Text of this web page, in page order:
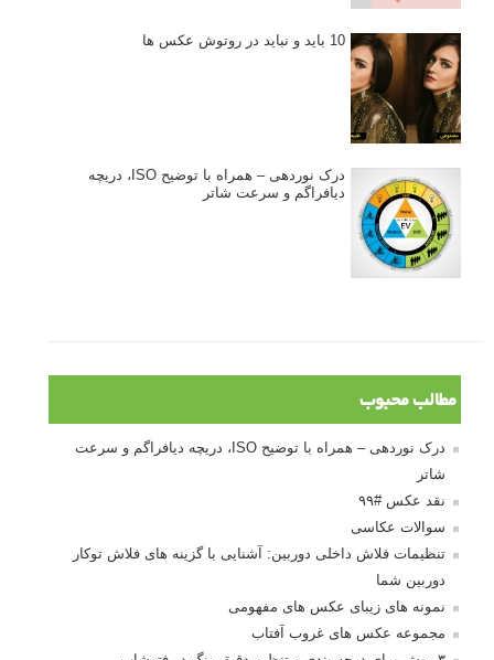
10 باید و نباید در روتوش عکس ها
درک نوردهی – همراه با توضیح ISO، دریچه
دیافراگم و سرعت شاتر
مطالب محبوب
درک نوردهی – همراه با توضیح ISO، دریچه دیافراگم و سرعت
شاتر
نقد عکس #۹۹
سوالات عکاسی
تنظیمات فلاش داخلی دوربین: آشنایی با گزینه های فلاش توکار
دوربین شما
نمونه های زیبای عکس های مفهومی
مجموعه عکس های غروب آفتاب